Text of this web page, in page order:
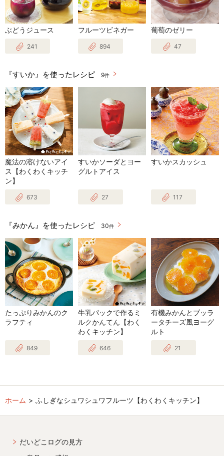
ぶどうジュース
241
フルーツビネガー
894
葡萄のゼリー
47
『すいか』を使ったレシピ 9件
魔法の溶けないアイ
ス【わくわくキッチ
ン】
673
すいかソーダとヨー
グルトアイス
27
すいかスカッシュ
117
『みかん』を使ったレシピ 30件
たっぷりみかんのク
ラフティ
849
牛乳パックで作るミ
ルクかんてん【わく
わくキッチン】
646
有機みかんとブッラ
ータチーズ風ヨーグ
ルト
21
ホーム ふしぎなシュワシュワフルーツ【わくわくキッチン】
だいどこログの見方